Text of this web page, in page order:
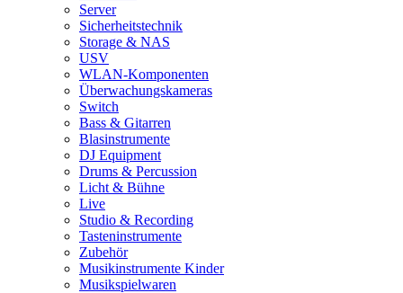
Server
Sicherheitstechnik
Storage & NAS
USV
WLAN-Komponenten
Überwachungskameras
Switch
Bass & Gitarren
Blasinstrumente
DJ Equipment
Drums & Percussion
Licht & Bühne
Live
Studio & Recording
Tasteninstrumente
Zubehör
Musikinstrumente Kinder
Musikspielwaren